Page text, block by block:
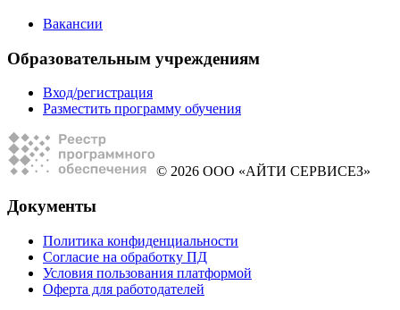
Вакансии
Образовательным учреждениям
Вход/регистрация
Разместить программу обучения
© 2026 ООО «АЙТИ СЕРВИСЕЗ»
Документы
Политика конфиденциальности
Согласие на обработку ПД
Условия пользования платформой
Оферта для работодателей